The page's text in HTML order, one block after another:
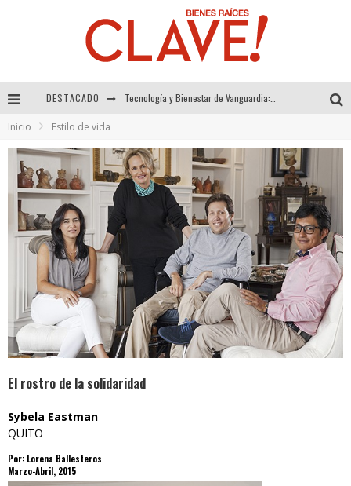
DESTACADO
Tecnología y Bienestar de Vanguardia: El Inodoro Inteligente Neotech de FV.
Alexandra Bedoya – La Constancia detrás de La Paletería
El Despertar de la Calidez: Acabados Dorados de FV para Elevar tu Espacio
Inicio Estilo de vida
El rostro de la solidaridad
Sybela Eastman
QUITO
Por: Lorena Ballesteros
Marzo-Abril, 2015